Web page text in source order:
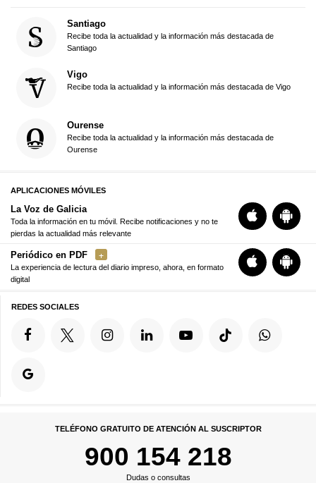
Santiago
Recibe toda la actualidad y la información más destacada de
Santiago
Vigo
Recibe toda la actualidad y la información más destacada de Vigo
Ourense
Recibe toda la actualidad y la información más destacada de
Ourense
APLICACIONES MÓVILES
La Voz de Galicia
Toda la información en tu móvil. Recibe notificaciones y no te
pierdas la actualidad más relevante
Periódico en PDF
La experiencia de lectura del diario impreso, ahora, en formato
digital
REDES SOCIALES
TELÉFONO GRATUITO DE ATENCIÓN AL SUSCRIPTOR
900 154 218
Dudas o consultas